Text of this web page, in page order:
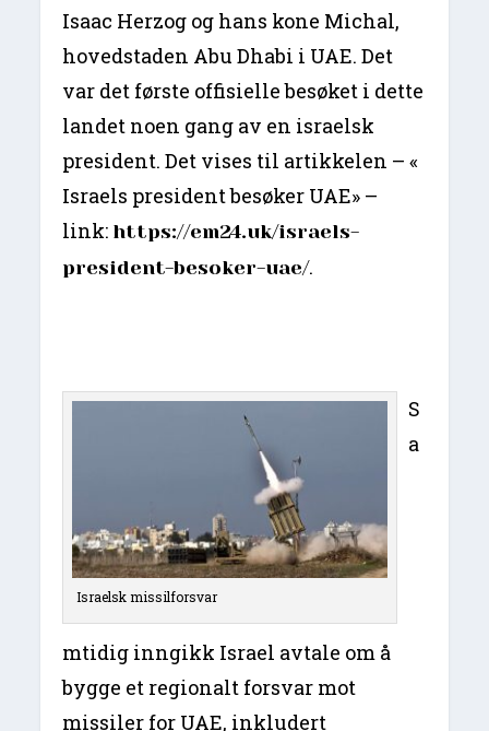
Isaac Herzog og hans kone Michal,
hovedstaden Abu Dhabi i UAE. Det
var det første offisielle besøket i dette
landet noen gang av en israelsk
president. Det vises til artikkelen – «
Israels president besøker UAE» –
link: https://em24.uk/israels-
president-besoker-uae/.
Israelsk missilforsvar
S
a
mtidig inngikk Israel avtale om å
bygge et regionalt forsvar mot
missiler for UAE, inkludert